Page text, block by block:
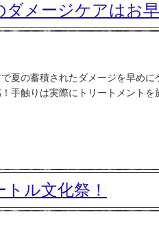
ダメージケアはお
夏の蓄積されたダメージを早め
手触りは実際にトリートメント
トル文化祭！